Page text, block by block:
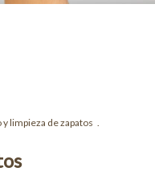
y limpieza de zapatos .